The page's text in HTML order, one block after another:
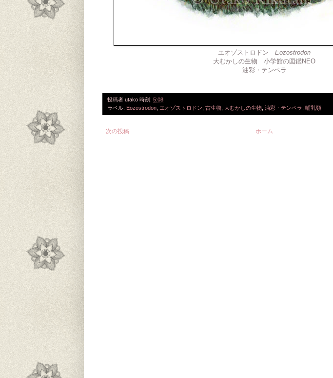
エオゾストロドン Eozostrodon
大むかしの生物 小学館の図鑑NEO
油彩・テンペラ
投稿者 utako 時刻: 5:08
ラベル: Eozostrodon エオゾストロドン 古生物 大むかしの生物 油彩・テンペラ 哺乳類
次の投稿 ホーム